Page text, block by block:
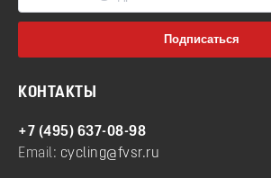
КОНТАКТЫ
+7 (495) 637-08-98
Email: cycling@fvsr.ru